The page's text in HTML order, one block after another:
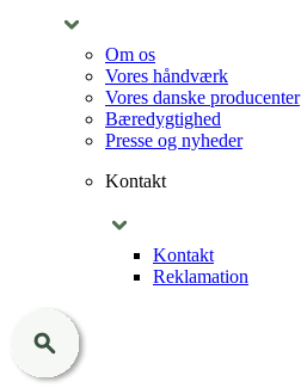
Om os
Vores håndværk
Vores danske producenter
Bæredygtighed
Presse og nyheder
Kontakt
Kontakt
Reklamation